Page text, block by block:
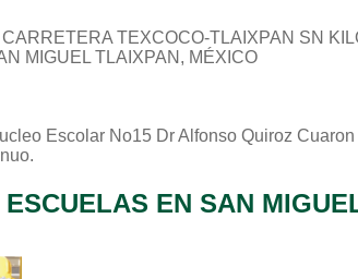
TEXCOCO-TLAIXPAN SN
MIGUEL TLAIXPAN, MÉXICO
Escolar No15 Dr Alfonso Quiroz Cuaron
.
EN SAN